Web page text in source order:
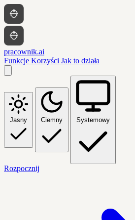
pracownik.ai
Funkcje Korzyści Jak to działa
Jasny Ciemny Systemowy
Rozpocznij